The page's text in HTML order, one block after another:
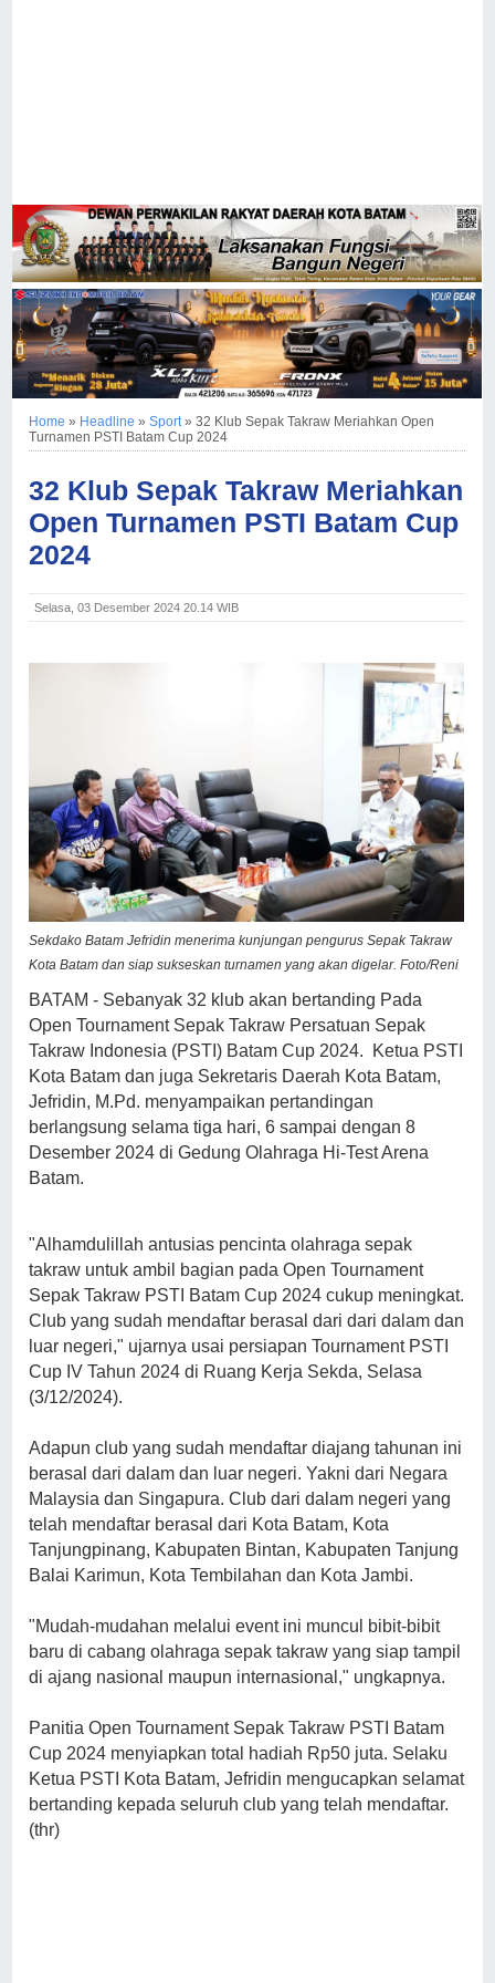
Home » Headline »Sport»32 Klub Sepak Takraw Meriahkan Open
Turnamen PSTI Batam Cup 2024
32 Klub Sepak Takraw Meriahkan
Open Turnamen PSTI Batam Cup
2024
Selasa, 03 Desember 2024 20.14 WIB
Sekdako Batam Jefridin menerima kunjungan pengurus Sepak Takraw
Kota Batam dan siap sukseskan turnamen yang akan digelar. Foto/Reni
BATAM - Sebanyak 32 klub akan bertanding Pada
Open Tournament Sepak Takraw Persatuan Sepak
Takraw Indonesia (PSTI) Batam Cup 2024. Ketua PSTI
Kota Batam dan juga Sekretaris Daerah Kota Batam,
Jefridin, M.Pd. menyampaikan pertandingan
berlangsung selama tiga hari, 6 sampai dengan 8
Desember 2024 di Gedung Olahraga Hi-Test Arena
Batam.
"Alhamdulillah antusias pencinta olahraga sepak
takraw untuk ambil bagian pada Open Tournament
Sepak Takraw PSTI Batam Cup 2024 cukup meningkat.
Club yang sudah mendaftar berasal dari dari dalam dan
luar negeri," ujarnya usai persiapan Tournament PSTI
Cup IV Tahun 2024 di Ruang Kerja Sekda, Selasa
(3/12/2024).
Adapun club yang sudah mendaftar diajang tahunan ini
berasal dari dalam dan luar negeri. Yakni dari Negara
Malaysia dan Singapura. Club dari dalam negeri yang
telah mendaftar berasal dari Kota Batam, Kota
Tanjungpinang, Kabupaten Bintan, Kabupaten Tanjung
Balai Karimun, Kota Tembilahan dan Kota Jambi.
"Mudah-mudahan melalui event ini muncul bibit-bibit
baru di cabang olahraga sepak takraw yang siap tampil
di ajang nasional maupun internasional," ungkapnya.
Panitia Open Tournament Sepak Takraw PSTI Batam
Cup 2024 menyiapkan total hadiah Rp50 juta. Selaku
Ketua PSTI Kota Batam, Jefridin mengucapkan selamat
bertanding kepada seluruh club yang telah mendaftar.
(thr)